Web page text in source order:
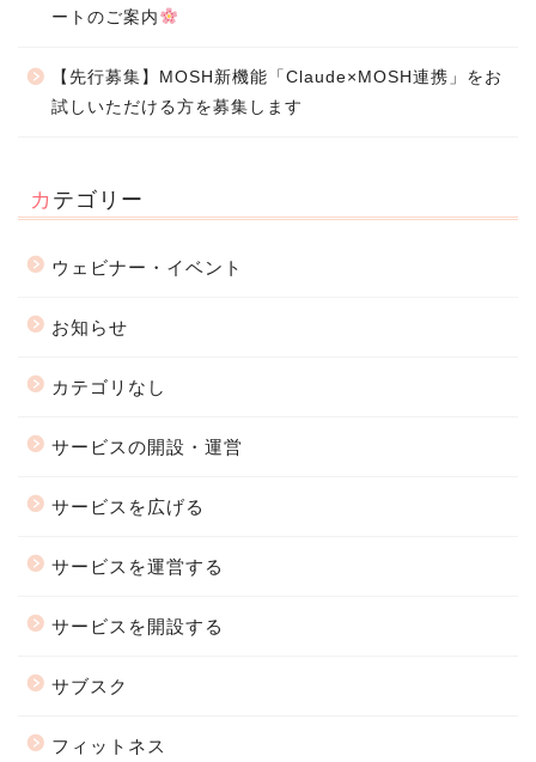
ートのご案内
【先行募集】MOSH新機能「Claude×MOSH連携」をお
試しいただける方を募集します
カテゴリー
ウェビナー・イベント
お知らせ
カテゴリなし
サービスの開設・運営
サービスを広げる
サービスを運営する
サービスを開設する
サブスク
フィットネス